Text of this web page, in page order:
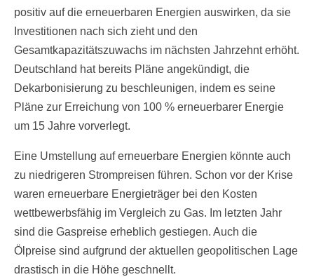
positiv auf die erneuerbaren Energien auswirken, da sie
Investitionen nach sich zieht und den
Gesamtkapazitätszuwachs im nächsten Jahrzehnt erhöht.
Deutschland hat bereits Pläne angekündigt, die
Dekarbonisierung zu beschleunigen, indem es seine
Pläne zur Erreichung von 100 % erneuerbarer Energie
um 15 Jahre vorverlegt.
Eine Umstellung auf erneuerbare Energien könnte auch
zu niedrigeren Strompreisen führen. Schon vor der Krise
waren erneuerbare Energieträger bei den Kosten
wettbewerbsfähig im Vergleich zu Gas. Im letzten Jahr
sind die Gaspreise erheblich gestiegen. Auch die
Ölpreise sind aufgrund der aktuellen geopolitischen Lage
drastisch in die Höhe geschnellt.